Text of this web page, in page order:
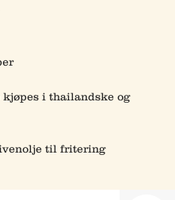
i thailandske og
til fritering